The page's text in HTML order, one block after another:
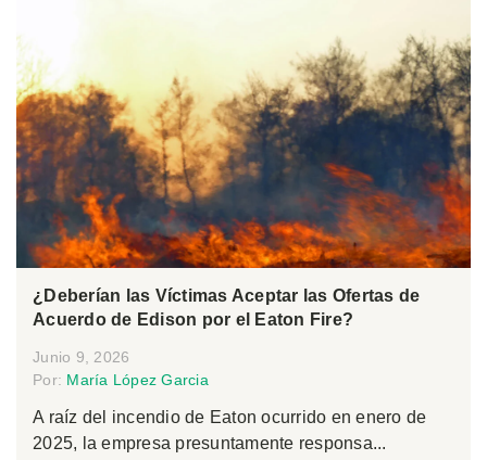
¿Deberían las Víctimas Aceptar las Ofertas de
Acuerdo de Edison por el Eaton Fire?
Junio 9, 2026
Por: María López Garcia
A raíz del incendio de Eaton ocurrido en enero de
2025, la empresa presuntamente responsa...